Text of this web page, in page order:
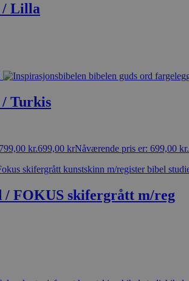
/ Lilla
/ Turkis
kr.699,00 krNåværende pris er: 699,00 kr.
/ FOKUS skifergrått m/reg